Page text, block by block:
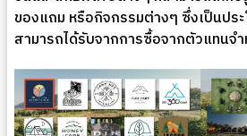
ของแถม หรือกิจกรรมต่างๆ ซึ่งเป็นปร
สามารถได้รับจากการซื้อจากตัวแทนจ